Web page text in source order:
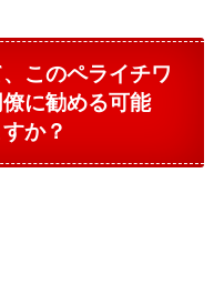
このペライチワ
に勧める可能
か？